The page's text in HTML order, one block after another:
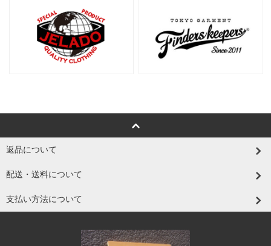
返品について
配送・送料について
支払い方法について